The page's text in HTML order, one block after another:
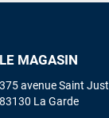
LE MAGASIN
375 avenue Saint Just
83130 La Garde